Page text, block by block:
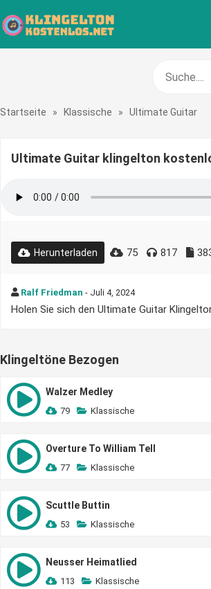
Startseite » Klassische » Ultimate Guitar
Ultimate Guitar klingelton
Herunterladen 75 817
Ralf Friedman - Juli 4, 2024
Holen Sie sich den Ultimate Guitar
Klingeltöne Bezogen
Walzer Medley
79 Klassische
Overture To William Tell
77 Klassische
Scuttle Buttin
53 Klassische
Neusser Heimatlied
113 Klassische